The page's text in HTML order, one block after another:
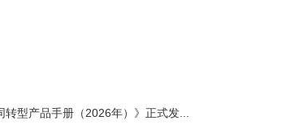
型产品手册（2026年）》正式发...